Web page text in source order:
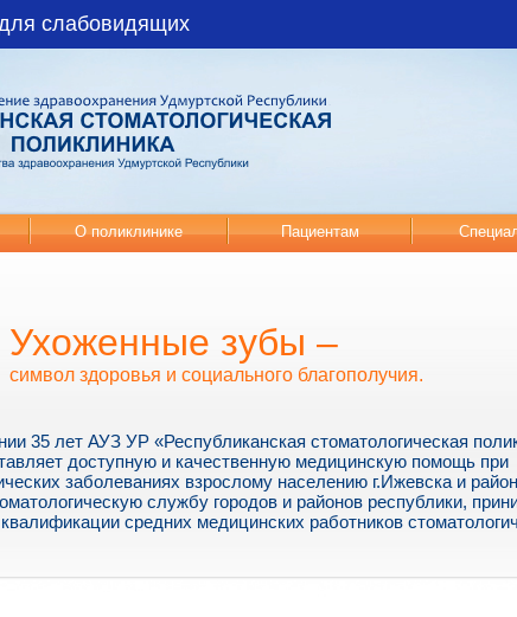
слабовидящих
О поликлинике Пациентам
Ухоженные зубы –
символ здоровья и социального благополучия.
35 лет АУЗ УР «Республиканская стоматологическая
доступную и качественную медицинскую помощь при
заболеваниях взрослому населению г.Ижевска и
службу городов и районов республики,
средних медицинских работников